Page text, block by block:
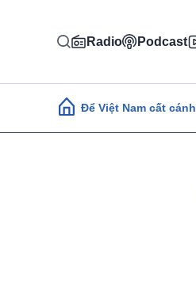
Radio Podcast
Main navigation
Để Việt Nam cất cánh